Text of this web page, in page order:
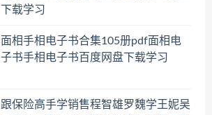
下载学习
面相手相电子书合集105册pdf面相电
子书手相电子书百度网盘下载学习
跟保险高手学销售程智雄罗魏学王妮吴